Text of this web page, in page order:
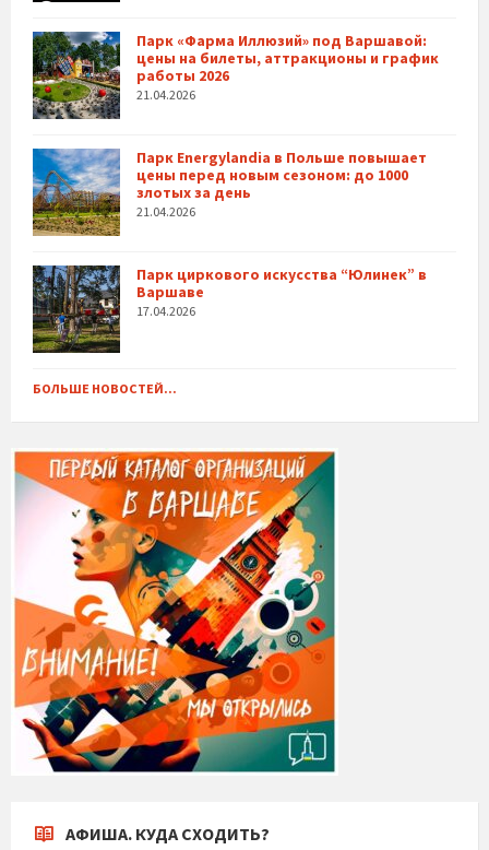
Парк «Фарма Иллюзий» под Варшавой:
цены на билеты, аттракционы и график
работы 2026
21.04.2026
Парк Energylandia в Польше повышает
цены перед новым сезоном: до 1000
злотых за день
21.04.2026
Парк циркового искусства “Юлинек” в
Варшаве
17.04.2026
БОЛЬШЕ НОВОСТЕЙ...
АФИША. КУДА СХОДИТЬ?